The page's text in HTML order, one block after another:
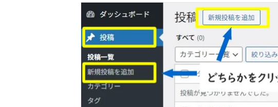
3.2.見出しの追加
3.3. 画像の追加
4.投稿をする
4.1.アイキャッチ画像を設定